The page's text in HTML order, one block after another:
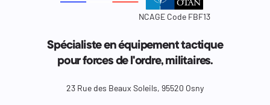
NCAGE Code FBF13
Spécialiste en équipement tactique
pour forces de l'ordre, militaires.
23 Rue des Beaux Soleils, 95520 Osny